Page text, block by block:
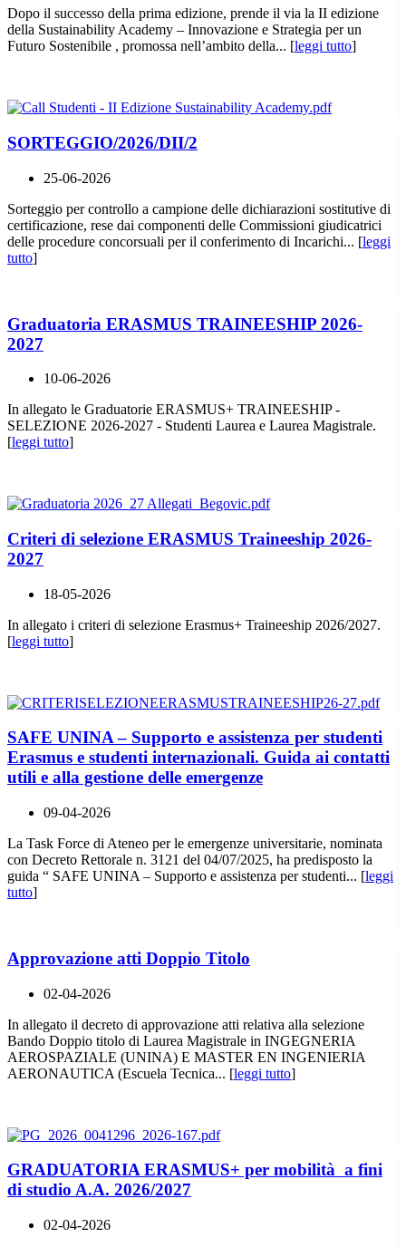
Dopo il successo della prima edizione, prende il via la II edizione
della Sustainability Academy – Innovazione e Strategia per un
Futuro Sostenibile , promossa nell’ambito della... [leggi tutto]
SORTEGGIO/2026/DII/2
25-06-2026
Sorteggio per controllo a campione delle dichiarazioni sostitutive di
certificazione, rese dai componenti delle Commissioni giudicatrici
delle procedure concorsuali per il conferimento di Incarichi... [leggi
tutto]
Graduatoria ERASMUS TRAINEESHIP 2026-
2027
10-06-2026
In allegato le Graduatorie ERASMUS+ TRAINEESHIP -
SELEZIONE 2026-2027 - Studenti Laurea e Laurea Magistrale.
[leggi tutto]
Criteri di selezione ERASMUS Traineeship 2026-
2027
18-05-2026
In allegato i criteri di selezione Erasmus+ Traineeship 2026/2027.
[leggi tutto]
SAFE UNINA – Supporto e assistenza per studenti
Erasmus e studenti internazionali. Guida ai contatti
utili e alla gestione delle emergenze
09-04-2026
La Task Force di Ateneo per le emergenze universitarie, nominata
con Decreto Rettorale n. 3121 del 04/07/2025, ha predisposto la
guida “ SAFE UNINA – Supporto e assistenza per studenti... [leggi
tutto]
Approvazione atti Doppio Titolo
02-04-2026
In allegato il decreto di approvazione atti relativa alla selezione
Bando Doppio titolo di Laurea Magistrale in INGEGNERIA
AEROSPAZIALE (UNINA) E MASTER EN INGENIERIA
AERONAUTICA (Escuela Tecnica... [leggi tutto]
GRADUATORIA ERASMUS+ per mobilità a fini
di studio A.A. 2026/2027
02-04-2026